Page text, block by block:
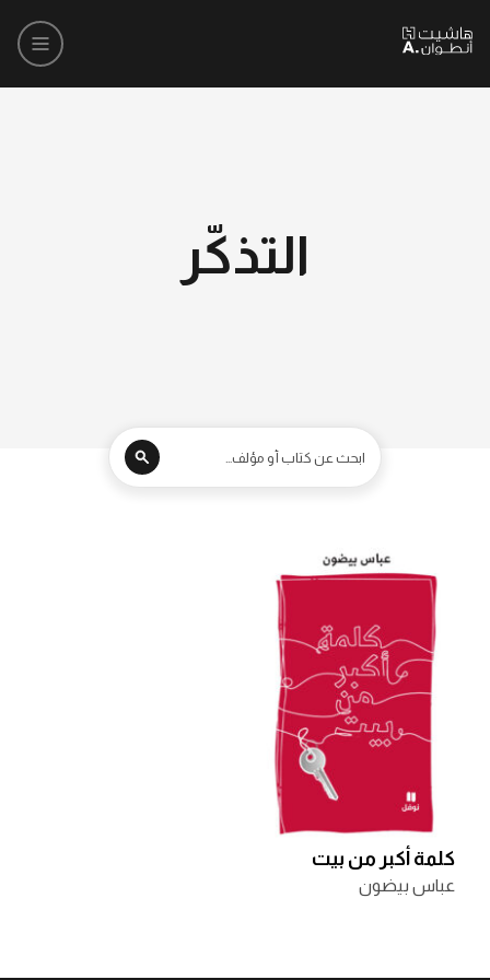
التذكّر
كلمة أكبر من بيت
عباس بيضون